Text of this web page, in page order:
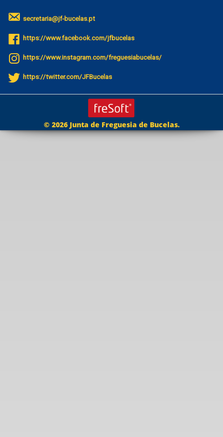
secretaria@jf-bucelas.pt
https://www.facebook.com/jfbucelas
https://www.instagram.com/freguesiabucelas/
https://twitter.com/JFBucelas
© 2026 Junta de Freguesia de Bucelas.